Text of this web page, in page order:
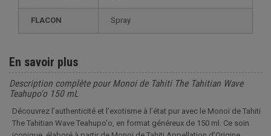
FLACON Spray
En savoir plus
Description complète pour Monoi de Tahiti The Tahitian Wave
Teahupo'o 150 mL
Découvrez l’authenticité et l’exotisme à l’état pur avec le Monoï de Tahiti
The Tahitian Wave Teahupo'o, en format généreux de 150 ml. Ce soin